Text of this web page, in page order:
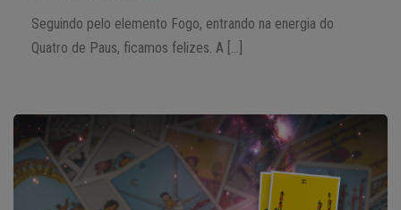
Seguindo pelo elemento Fogo, entrando na energia do
Quatro de Paus, ficamos felizes. A […]